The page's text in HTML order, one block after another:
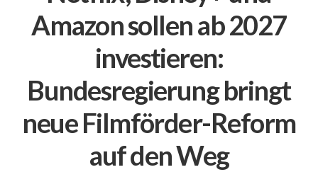
Amazon sollen ab 2027
investieren:
Bundesregierung bringt
neue Filmförder-Reform
auf den Weg